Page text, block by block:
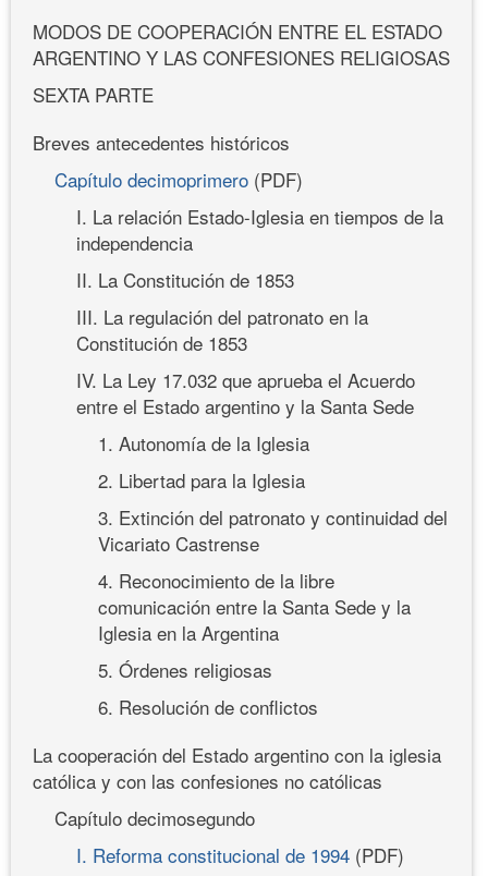
MODOS DE COOPERACIÓN ENTRE EL ESTADO
ARGENTINO Y LAS CONFESIONES RELIGIOSAS
SEXTA PARTE
Breves antecedentes históricos
Capítulo decimoprimero (PDF)
I. La relación Estado-Iglesia en tiempos de la
independencia
II. La Constitución de 1853
III. La regulación del patronato en la
Constitución de 1853
IV. La Ley 17.032 que aprueba el Acuerdo
entre el Estado argentino y la Santa Sede
1. Autonomía de la Iglesia
2. Libertad para la Iglesia
3. Extinción del patronato y continuidad del
Vicariato Castrense
4. Reconocimiento de la libre
comunicación entre la Santa Sede y la
Iglesia en la Argentina
5. Órdenes religiosas
6. Resolución de conflictos
La cooperación del Estado argentino con la iglesia
católica y con las confesiones no católicas
Capítulo decimosegundo
I. Reforma constitucional de 1994 (PDF)